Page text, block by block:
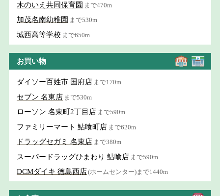
木のいえ共同保育園 まで470m
加茂名南幼稚園 まで530m
城西高等学校 まで650m
お買い物
ダイソー百姓市 国府店 まで170m
セブン 名東店 まで530m
ローソン 名東町2丁目店 まで590m
ファミリーマート 鮎喰町店 まで620m
ドラッグセガミ 名東店 まで380m
スーパードラッグひまわり 鮎喰店 まで590m
DCMダイキ 徳島西店(ホームセンター)まで1440m